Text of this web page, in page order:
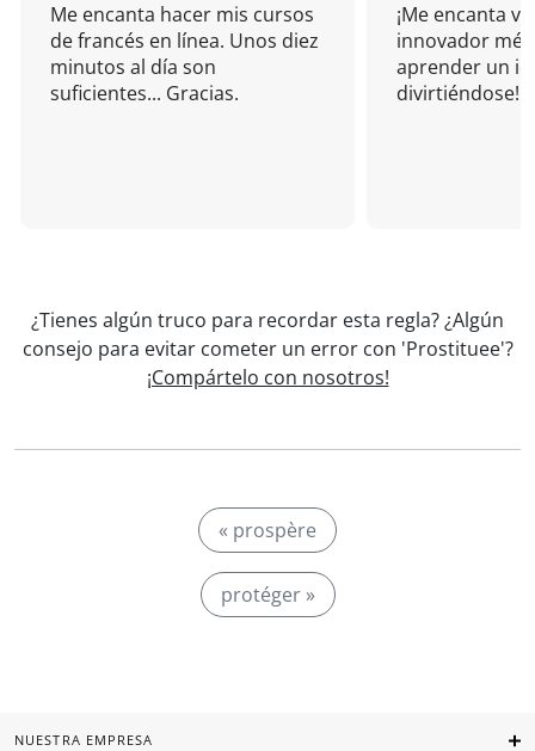
Me encanta hacer mis cursos
de francés en línea. Unos diez
minutos al día son
suficientes... Gracias.
¡Me encanta
innovador
aprender un
divirtiéndose!
¿Tienes algún truco para recordar esta regla? ¿Algún
consejo para evitar cometer un error con 'Prostituee'?
¡Compártelo con nosotros!
« prospère
protéger »
NUESTRA EMPRESA